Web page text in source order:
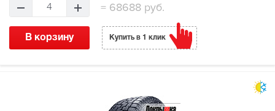
4 =68688 руб.
В корзину Купить в 1 клик